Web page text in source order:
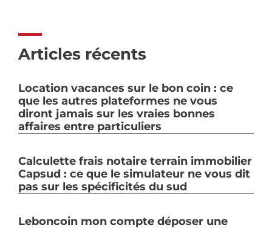
Articles récents
Location vacances sur le bon coin : ce
que les autres plateformes ne vous
diront jamais sur les vraies bonnes
affaires entre particuliers
Calculette frais notaire terrain immobilier
Capsud : ce que le simulateur ne vous dit
pas sur les spécificités du sud
Leboncoin mon compte déposer une